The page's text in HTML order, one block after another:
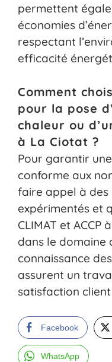
permettent
économies
respectant
efficacité
Comment
pour la pose
chaleur ou
à La Ciotat ?
Pour garantir
conforme aux
faire appel à
expérimentés et
CLIMAT et ACCP
dans le
connaissance
assurent un
satisfaction
Facebook
WhatsApp